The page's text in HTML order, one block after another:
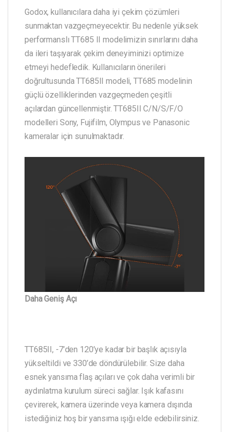
Godox, kullanıcılara daha iyi çekim çözümleri
sunmaktan vazgeçmeyecektir. Bu nedenle yüksek
performanslı TT685 II modelimizin sınırlarını daha
da ileri taşıyarak çekim deneyiminizi optimize
etmeyi hedefledik. Kullanıcıların önerileri
doğrultusunda TT685II modeli, TT685 modelinin
güçlü özelliklerinden vazgeçmeden çeşitli
açılardan güncellenmiştir. TT685II C/N/S/F/O
modelleri Sony, Fujifilm, Olympus ve Panasonic
kameralar için sunulmaktadır.
Daha Geniş Açı
TT685II, -7’den 120’ye kadar bir başlık açısıyla
yükseltildi ve 330’de döndürülebilir. Size daha
esnek yansıma flaş açıları ve çok daha verimli bir
aydınlatma kurulum süreci sağlar. Işık kafasını
çevirerek, kamera üzerinde veya kamera dışında
istediğiniz hoş bir yansıma ışığı elde edebilirsiniz.